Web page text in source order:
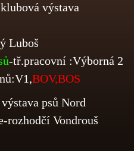
výstava
Luboš
-tř.pracovní :Výborná 2
BOV,BOS
psů Nord
rozhodčí Vondrouš